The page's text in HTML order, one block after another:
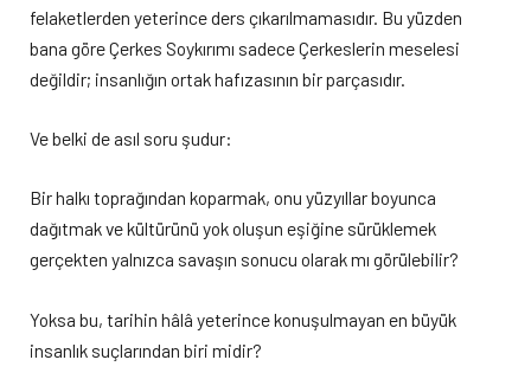
felaketlerden yeterince ders çıkarılmamasıdır. Bu yüzden
bana göre Çerkes Soykırımı sadece Çerkeslerin meselesi
değildir; insanlığın ortak hafızasının bir parçasıdır.
Ve belki de asıl soru şudur:
Bir halkı toprağından koparmak, onu yüzyıllar boyunca
dağıtmak ve kültürünü yok oluşun eşiğine sürüklemek
gerçekten yalnızca savaşın sonucu olarak mı görülebilir?
Yoksa bu, tarihin hâlâ yeterince konuşulmayan en büyük
insanlık suçlarından biri midir?